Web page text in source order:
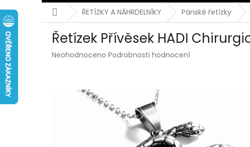
DomůŘETÍZKY A NÁHRDELNÍKY Pánské řetízky
Řetízek Přívěsek HADI
Průměrné
Neohodnoceno Podrobnosti hodnocení